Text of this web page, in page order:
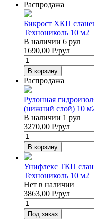
Распродажа
Бикрост ХКП
Технониколь 10 м2
В наличии 6 рул
1690,00 Р/рул
В корзину
Распродажа
Рулонная
(нижний слой) 10
В наличии 1 рул
3270,00 Р/рул
В корзину
Унифлекс ТКП
Технониколь 10 м2
Нет в наличии
3863,00 Р/рул
Под заказ